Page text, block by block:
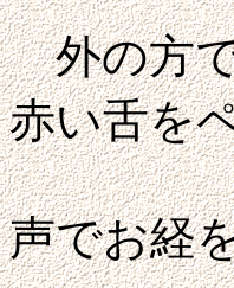
外の方で
赤い舌を
声でお経